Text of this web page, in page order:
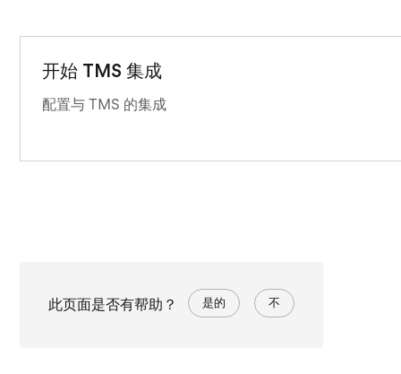
开始 TMS 集成
配置与 TMS 的集成
此页面是否有帮助？ 是的 不